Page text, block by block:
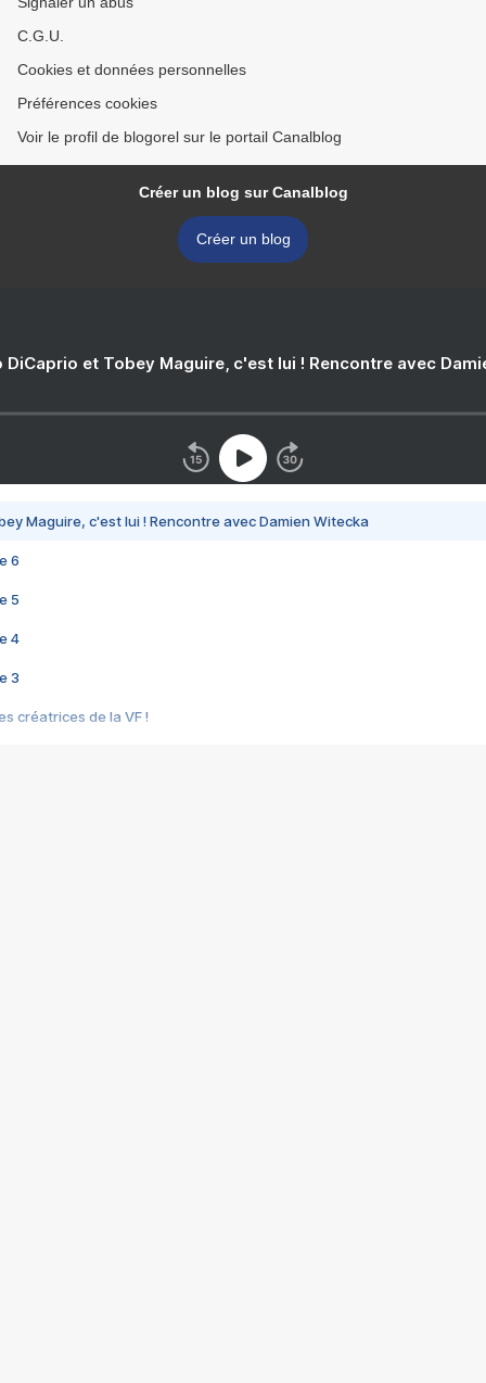
C.G.U.
Cookies et données personnelles
Préférences cookies
Voir le profil de blogorel sur le portail Canalblog
Créer un blog sur Canalblog
Créer un blog
DiCaprio et Tobey Maguire, c'est lui ! Rencontre avec
Maguire, c'est lui ! Rencontre avec Damien Witecka
6
5
4
3
créatrices de la VF !